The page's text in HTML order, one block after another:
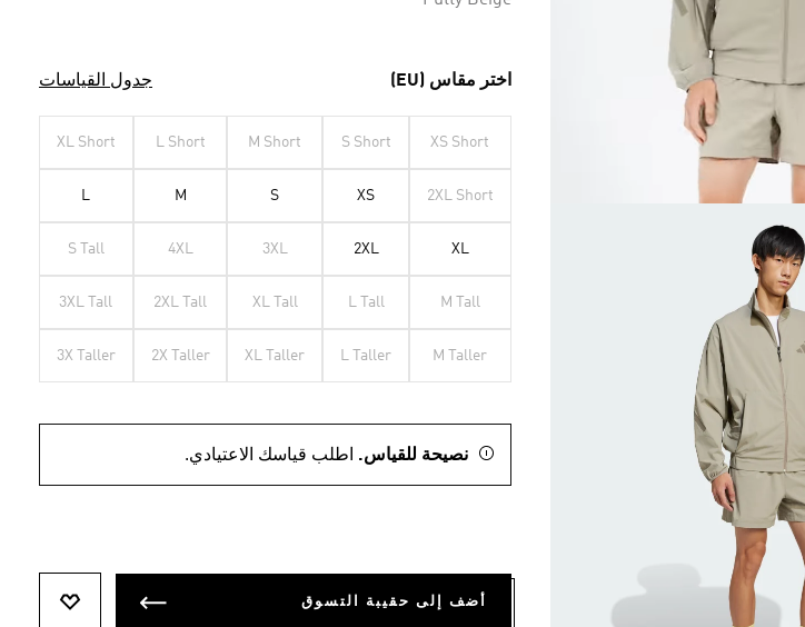
اختر مقاس (EU) جدول القياسات
XS Short
S Short
M Short
L Short
XL Short
2XL Short
XS
S
M
L
XL
2XL
3XL
4XL
S Tall
M Tall
L Tall
XL Tall
2XL Tall
3XL Tall
M Taller
L Taller
XL Taller
2X Taller
3X Taller
نصيحة للقياس. اطلب قياسك الاعتيادي.
أضف إلى حقيبة التسوق